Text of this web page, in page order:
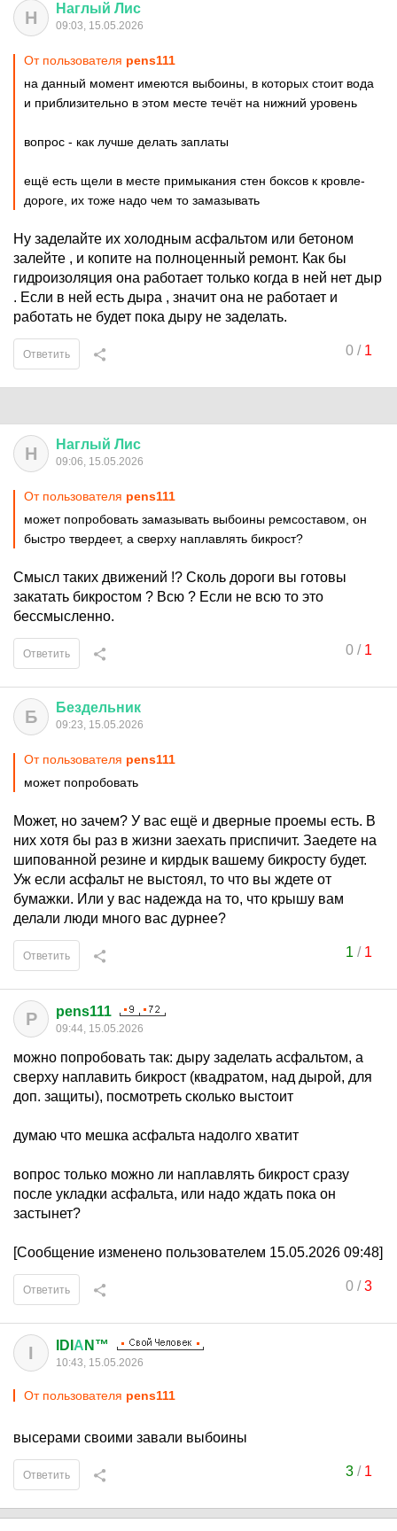
Н Наглый Лис
09:03, 15.05.2026
От пользователя pens111
на данный момент имеются выбоины, в которых стоит вода
и приблизительно в этом месте течёт на нижний уровень
вопрос - как лучше делать заплаты
ещё есть щели в месте примыкания стен боксов к кровле-
дороге, их тоже надо чем то замазывать
Ну заделайте их холодным асфальтом или бетоном
залейте , и копите на полноценный ремонт. Как бы
гидроизоляция она работает только когда в ней нет дыр
. Если в ней есть дыра , значит она не работает и
работать не будет пока дыру не заделать.
0/ 1
Ответить
Н Наглый Лис
09:06, 15.05.2026
От пользователя pens111
может попробовать замазывать выбоины ремсоставом, он
быстро твердеет, а сверху наплавлять бикрост?
Смысл таких движений !? Сколь дороги вы готовы
закатать бикростом ? Всю ? Если не всю то это
бессмысленно.
0/ 1
Ответить
Б Бездельник
09:23, 15.05.2026
От пользователя pens111
может попробовать
Может, но зачем? У вас ещё и дверные проемы есть. В
них хотя бы раз в жизни заехать приспичит. Заедете на
шипованной резине и кирдык вашему бикросту будет.
Уж если асфальт не выстоял, то что вы ждете от
бумажки. Или у вас надежда на то, что крышу вам
делали люди много вас дурнее?
1 / 1
Ответить
P pens111
09:44, 15.05.2026
можно попробовать так: дыру заделать асфальтом, а
сверху наплавить бикрост (квадратом, над дырой, для
доп. защиты), посмотреть сколько выстоит
думаю что мешка асфальта надолго хватит
вопрос только можно ли наплавлять бикрост сразу
после укладки асфальта, или надо ждать пока он
застынет?
[Сообщение изменено пользователем 15.05.2026 09:48]
0/3
Ответить
I IDI А N™
10:43, 15.05.2026
От пользователя pens111
высерами своими завали выбоины
3/ 1
Ответить